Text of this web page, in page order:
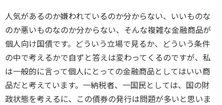
人気があるのか嫌われているのか分からない、いいものな
のか悪いものなのか分からない、そんな複雑な金融商品が
個人向け国債です。どういう立場で見るか、どういう条件
の中で考えるかで自ずと答えは変わってくるのですが、私
は一般的に言って個人にとっての金融商品としてはいい商
品だと考えています。一納税者、一国民としては、国の財
政状態を考えるに、この債券の発行は問題が多いと思いま